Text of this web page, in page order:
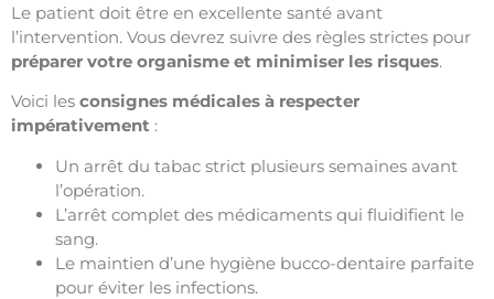
Le patient doit être en excellente santé avant
l’intervention. Vous devrez suivre des règles strictes pour
préparer votre organisme et minimiser les risques.
Voici les consignes médicales à respecter
impérativement :
Un arrêt du tabac strict plusieurs semaines avant
l’opération.
L’arrêt complet des médicaments qui fluidifient le
sang.
Le maintien d’une hygiène bucco-dentaire parfaite
pour éviter les infections.